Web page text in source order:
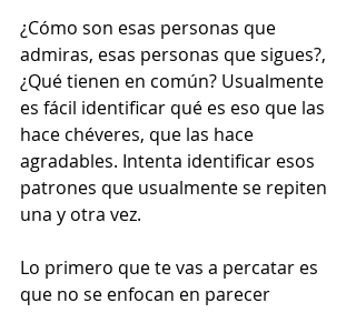
¿Cómo son esas personas que
admiras, esas personas que sigues?,
¿Qué tienen en común? Usualmente
es fácil identificar qué es eso que las
hace chéveres, que las hace
agradables. Intenta identificar esos
patrones que usualmente se repiten
una y otra vez.
Lo primero que te vas a percatar es
que no se enfocan en parecer